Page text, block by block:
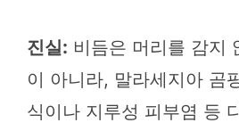
진실: 비듬은 머리를 감지
이 아니라, 말라세지아 곰
식이나 지루성 피부염 등